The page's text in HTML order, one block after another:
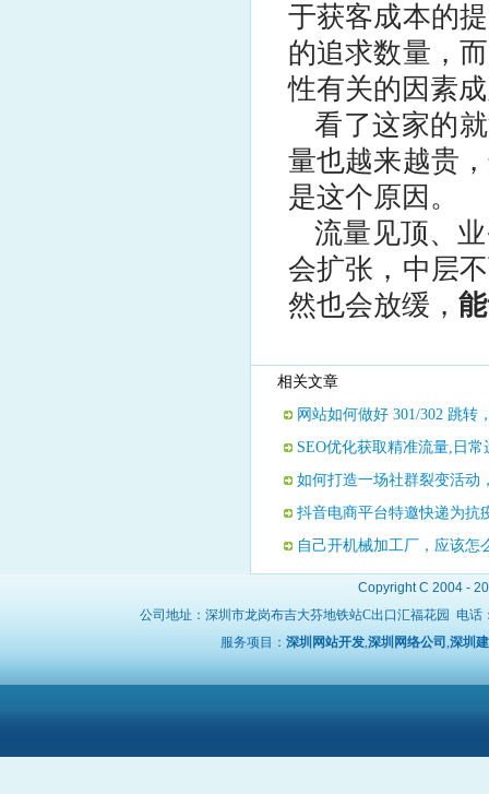
于获客成本的
的追求数量，
性有关的因素
看了这家的
量也越来越贵
是这个原因。
流量见顶、
会扩张，中层
然也会放缓，
相关文章
网站如何做好 301/302 跳转
SEO优化获取精准流量,日
如何打造一场社群裂变活动
抖音电商平台特邀快递为抗
自己开机械加工厂，应该怎
Copyright C 2004 -
公司地址：深圳市龙岗布吉大芬地铁站C出口汇福花园 电话
服务项目： 深圳网站开发,深圳网络公司 ,深圳